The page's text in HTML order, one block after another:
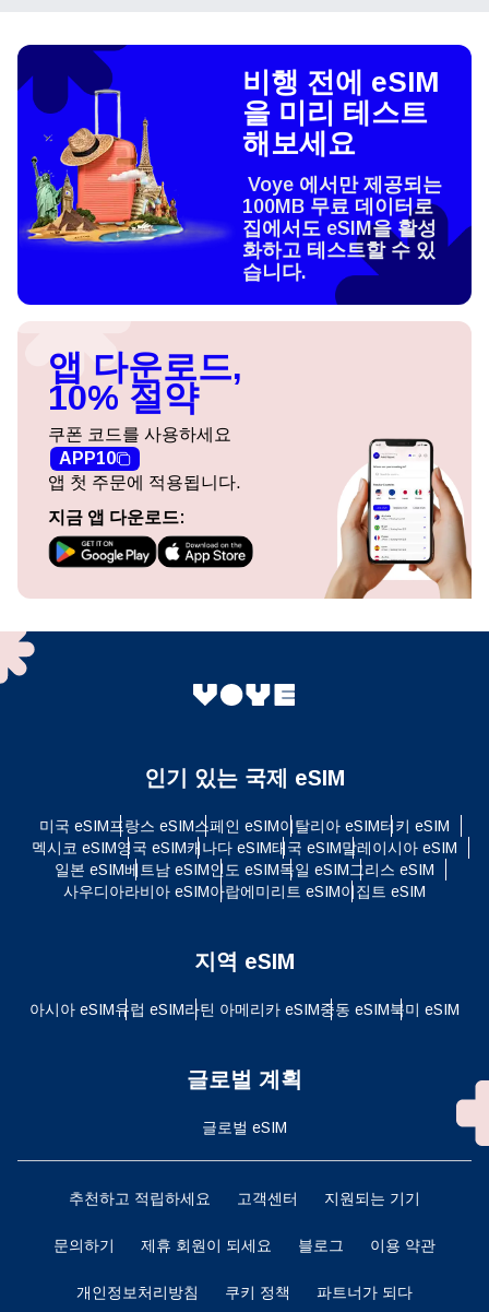
비행 전에 eSIM
을 미리 테스트
해보세요
Voye 에서만 제공되는
100MB 무료 데이터로
집에서도 eSIM을 활성
화하고 테스트할 수 있
습니다.
앱 다운로드,
10% 절약
쿠폰 코드를 사용하세요
APP10
앱 첫 주문에 적용됩니다.
지금 앱 다운로드:
인기 있는 국제 eSIM
미국 eSIM프랑스 eSIM스페인 eSIM이탈리아 eSIM터키 eSIM
멕시코 eSIM영국 eSIM캐나다 eSIM태국 eSIM말레이시아 eSIM
일본 eSIM베트남 eSIM인도 eSIM독일 eSIM그리스 eSIM
사우디아라비아 eSIM아랍에미리트 eSIM이집트 eSIM
지역 eSIM
아시아 eSIM유럽 ​​eSIM라틴 아메리카 eSIM중동 eSIM북미 eSIM
글로벌 계획
글로벌 eSIM
추천하고 적립하세요 고객센터 지원되는 기기
문의하기 제휴 회원이 되세요 블로그 이용 약관
개인정보처리방침 쿠키 정책 파트너가 되다